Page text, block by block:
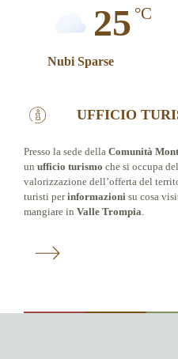
25 °C
Nubi Sparse
UFFICIO
Presso la sede della Comunità
un ufficio turismo che si occupa
valorizzazione dell’offerta del
turisti perinformazioni su cosa
mangiare in Valle Trompia